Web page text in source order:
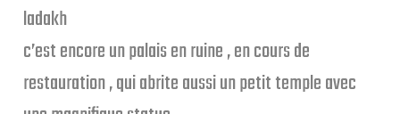
ladakh
c’est encore un palais en ruine , en cours de
restauration , qui abrite aussi un petit temple avec